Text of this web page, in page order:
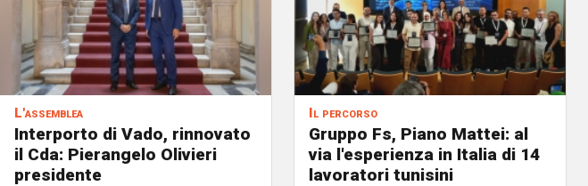
L'assemblea
Interporto di Vado, rinnovato
il Cda: Pierangelo Olivieri
presidente
Il percorso
Gruppo Fs, Piano Mattei: al
via l'esperienza in Italia di 14
lavoratori tunisini